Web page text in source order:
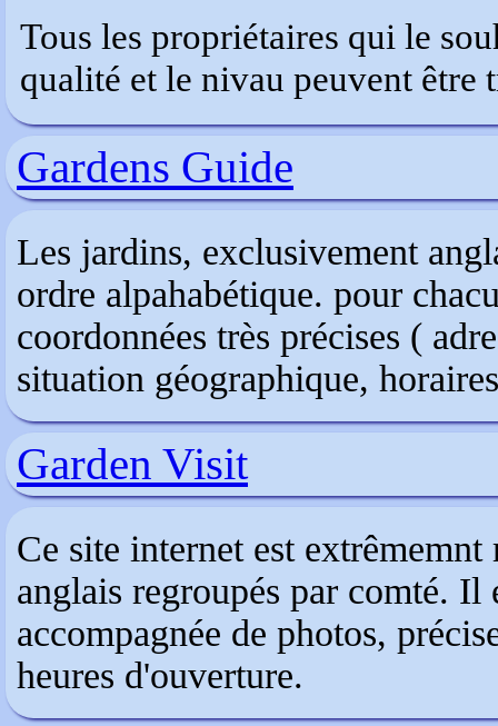
Tous les propriétaires qui le
qualité et le nivau peuvent être
Gardens Guide
Les jardins, exclusivement
ordre alpahabétique. pour
coordonnées très précises (
situation géographique,
Garden Visit
Ce site internet est
anglais regroupés par comté.
accompagnée de photos,
heures d'ouverture.